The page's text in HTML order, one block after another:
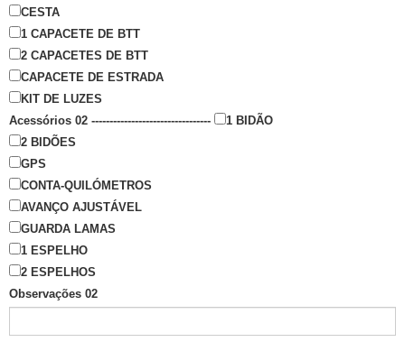
CESTA
1 CAPACETE DE BTT
2 CAPACETES DE BTT
CAPACETE DE ESTRADA
KIT DE LUZES
Acessórios 02 ---------------------------------
1 BIDÃO
2 BIDÕES
GPS
CONTA-QUILÓMETROS
AVANÇO AJUSTÁVEL
GUARDA LAMAS
1 ESPELHO
2 ESPELHOS
Observações 02